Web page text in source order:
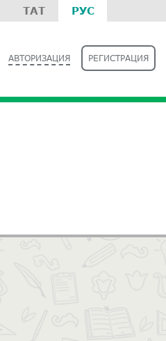
ТАТ РУС
АВТОРИЗАЦИЯ РЕГИСТРАЦИЯ